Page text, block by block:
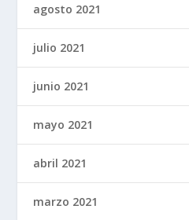
agosto 2021
julio 2021
junio 2021
mayo 2021
abril 2021
marzo 2021